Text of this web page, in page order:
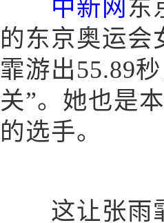
中新网 东
的东京奥运会
霏游出55.89
关”。她也是
的选手。
这让张雨霏